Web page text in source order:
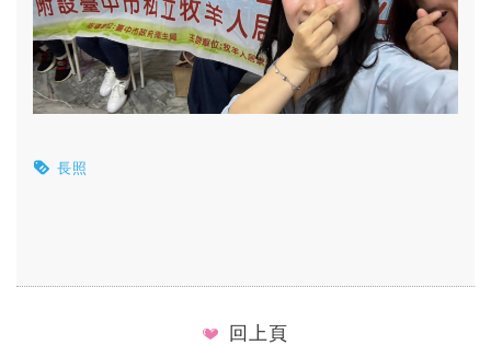
長照
回上頁